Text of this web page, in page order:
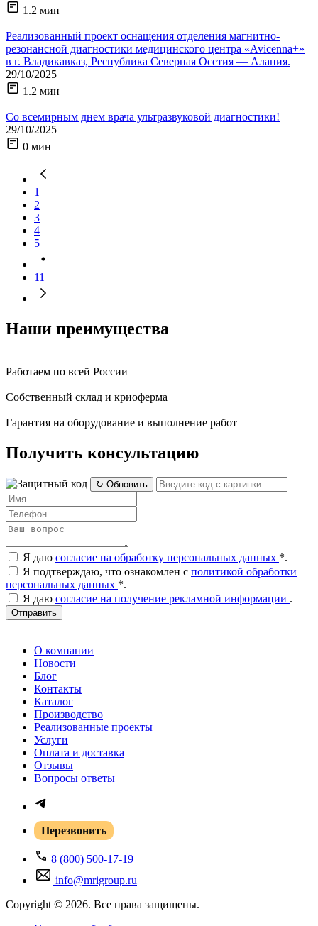
1.2 мин
Реализованный проект оснащения отделения магнитно-
резонансной диагностики медицинского центра «Avicenna+»
в г. Владикавказ, Республика Северная Осетия — Алания.
29/10/2025
1.2 мин
Со всемирным днем врача ультразвуковой диагностики!
29/10/2025
0 мин
1
2
3
4
5
11
Наши преимущества
Работаем по всей России
Собственный склад и криоферма
Гарантия на оборудование и выполнение работ
Получить консультацию
↻ Обновить
Я даю согласие на обработку персональных данных *.
Я подтверждаю, что ознакомлен с политикой обработки
персональных данных *.
Я даю согласие на получение рекламной информации .
Отправить
О компании
Новости
Блог
Контакты
Каталог
Производство
Реализованные проекты
Услуги
Оплата и доставка
Отзывы
Вопросы ответы
Перезвонить
8 (800) 500-17-19
info@mrigroup.ru
Copyright © 2026. Все права защищены.